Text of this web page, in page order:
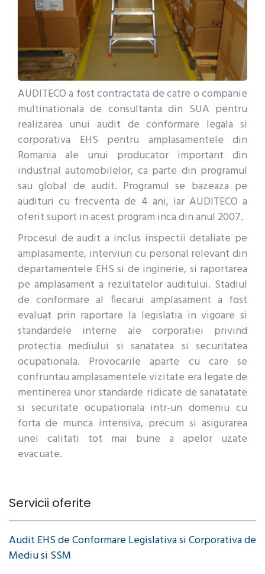
AUDITECO a fost contractata de catre o companie
multinationala de consultanta din SUA pentru
realizarea unui audit de conformare legala si
corporativa EHS pentru amplasamentele din
Romania ale unui producator important din
industrial automobilelor, ca parte din programul
sau global de audit. Programul se bazeaza pe
audituri cu frecventa de 4 ani, iar AUDITECO a
oferit suport in acest program inca din anul 2007.
Procesul de audit a inclus inspectii detaliate pe
amplasamente, interviuri cu personal relevant din
departamentele EHS si de inginerie, si raportarea
pe amplasament a rezultatelor auditului. Stadiul
de conformare al fiecarui amplasament a fost
evaluat prin raportare la legislatia in vigoare si
standardele interne ale corporatiei privind
protectia mediului si sanatatea si securitatea
ocupationala. Provocarile aparte cu care se
confruntau amplasamentele vizitate era legate de
mentinerea unor standarde ridicate de sanatatate
si securitate ocupationala intr-un domeniu cu
forta de munca intensiva, precum si asigurarea
unei calitati tot mai bune a apelor uzate
evacuate.
Servicii oferite
Audit EHS de Conformare Legislativa si Corporativa de
Mediu si SSM